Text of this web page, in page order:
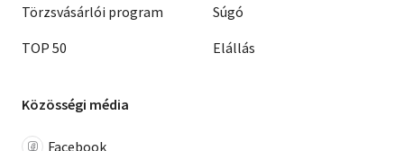
Törzsvásárlói program
TOP 50
Súgó
Elállás
Közösségi média
Facebook